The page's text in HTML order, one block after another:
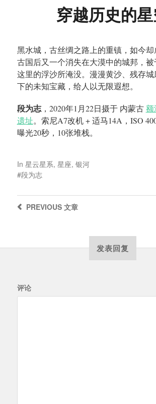
穿越历史的
黑水城，古丝绸之路上的重镇，如今
古国后又一个消失在大漠中的城邦，
这里的浮沙所淹没。漫漫黄沙、残存
下的未知宝藏，给人以无限遐想。
段为志，2020年1月22日摄于 内蒙古额
遗址。索尼A7改机 + 适马14A，ISO
曝光20秒，10张堆栈。
In 星云星系, 星座, 银河
段为志
PREVIOUS文章
发表回复
评论